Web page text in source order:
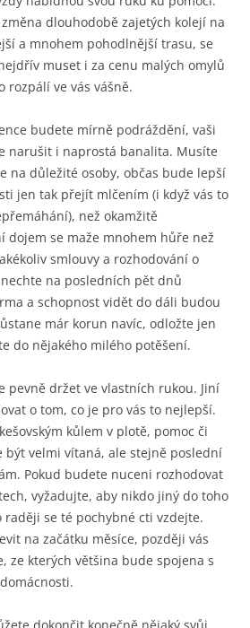
dlouhodobě zajetých kolejí na
a mnohem pohodlnější trasu, se
muset i za cenu malých omylů
rozpálí ve vás vášně.
budete mírně podráždění, vaši
narušit i naprostá banalita. Musíte
na důležité osoby, občas bude lepší
jen tak přejít mlčením (i když vás to
než okamžitě
dojem se maže mnohem hůře než
smlouvy a rozhodování o
na posledních pět dnů
a schopnost vidět do dáli budou
már korun navíc, odložte jen
do nějakého milého potěšení.
pevně držet ve vlastních rukou. Jiní
o tom, co je pro vás to nejlepší.
kůlem v plotě, pomoc či
být velmi vítaná, ale stejně poslední
Pokud budete nuceni rozhodovat
vyžadujte, aby nikdo jiný do toho
se té pochybné cti vzdejte.
na začátku měsíce, později vás
ze kterých většina bude spojena s